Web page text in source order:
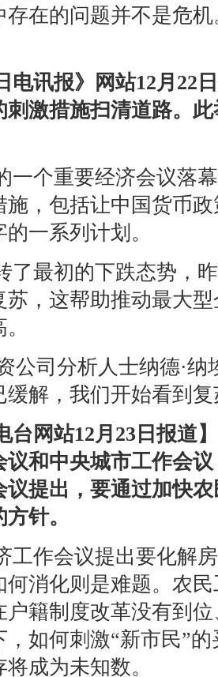
存在的问题并不是危
电讯报》网站12月22
刺激措施扫清道路。
一个重要经济会议落
施，包括让中国货币
一系列计划。
了最初的下跌态势，
苏，这帮助推动最大
公司分析人士纳德·纳
缓解，我们开始看到
台网站12月23日报道
和中央城市工作会
提出，要通过加快
针。
工作会议提出要化解
何消化则是难题。农
户籍制度改革没有到
如何刺激“新市民”
成为未知数。